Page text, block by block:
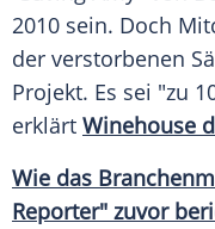
2010 sein. Doch
der verstorbenen
Projekt. Es sei "zu
erklärt Winehouse
Wie das
Reporter" zuvor